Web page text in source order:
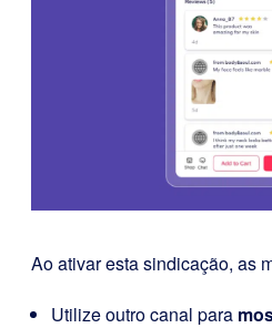
Ao ativar esta sindicação, as
Utilize outro canal para